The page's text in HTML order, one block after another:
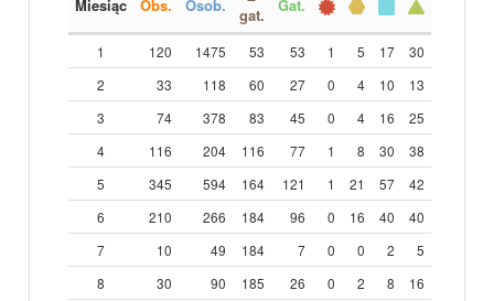
Miesiąc Obs. Osob.
gat.
Gat.
1 120 1475 53 53 1 5 17
30
2
33 118 60 27 0 4 10
13
3
74 378 83 45 0 4 16
25
4
116 204 116 77 1 8 30
38
5
345 594 164 121 1 21 57
42
6
210 266 184 96 0 16 40
40
7
10 49 184 7 0 0 2
5
8
30 90 185 26 0 2 8
16